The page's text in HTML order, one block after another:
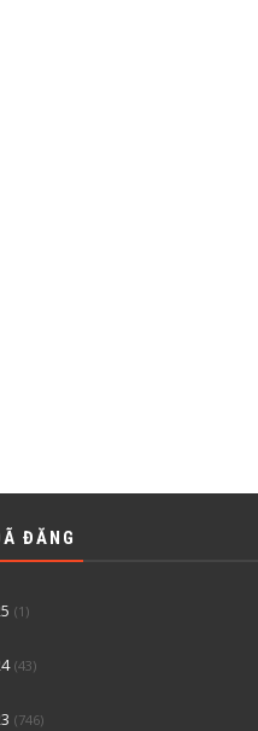
ĐĂNG
(1)
(43)
(746)